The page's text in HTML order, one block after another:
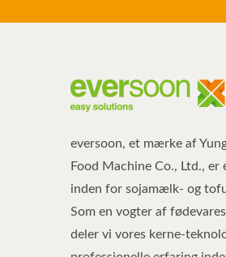
eversoon, et mærke af
Food Machine Co., Ltd., er
inden for sojamælk- og
Som en vogter af
deler vi vores kerne-